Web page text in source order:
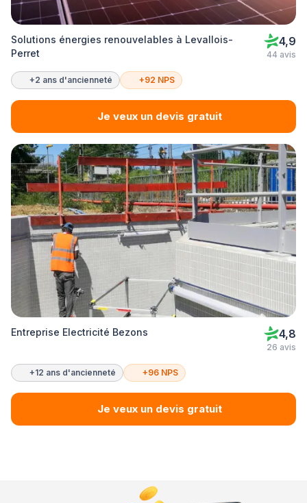
Solutions énergies renouvelables à Levallois-
Perret
4,9
44 avis
+2 ans d'ancienneté +92 NPS
Je veux un devis gratuit
Entreprise Electricité Bezons 4,8
26 avis
+12 ans d'ancienneté +96 NPS
Je veux un devis gratuit